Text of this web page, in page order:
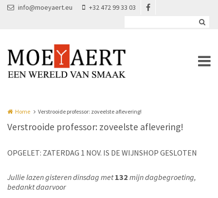
Overslaan en naar de inhoud gaan
info@moeyaert.eu +32 472 99 33 03
Home Verstrooide professor: zoveelste aflevering!
Verstrooide professor: zoveelste aflevering!
OPGELET: ZATERDAG 1 NOV. IS DE WIJNSHOP GESLOTEN
Jullie lazen gisteren dinsdag met132 mijn dagbegroeting,
bedankt daarvoor